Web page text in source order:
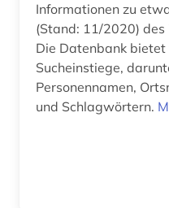
soziologe (1)
soziologie (1)
spanien (1)
sport (1)
Informationen zu etwa 471.000
(Stand: 11/2020) des
Die Datenbank bietet
Sucheinstiege,
Personennamen,
und Schlagwörtern.